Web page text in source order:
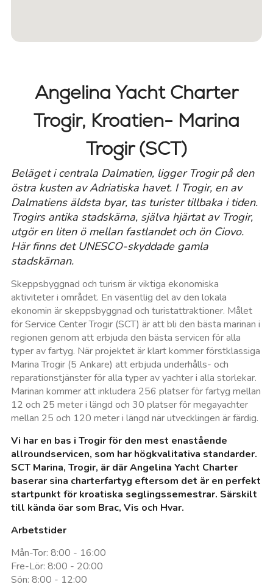
Angelina Yacht Charter
Trogir, Kroatien- Marina
Trogir (SCT)
Beläget i centrala Dalmatien, ligger Trogir på den
östra kusten av Adriatiska havet. I Trogir, en av
Dalmatiens äldsta byar, tas turister tillbaka i tiden.
Trogirs antika stadskärna, själva hjärtat av Trogir,
utgör en liten ö mellan fastlandet och ön Ciovo.
Här finns det UNESCO-skyddade gamla
stadskärnan.
Skeppsbyggnad och turism är viktiga ekonomiska
aktiviteter i området. En väsentlig del av den lokala
ekonomin är skeppsbyggnad och turistattraktioner. Målet
för Service Center Trogir (SCT) är att bli den bästa marinan i
regionen genom att erbjuda den bästa servicen för alla
typer av fartyg. När projektet är klart kommer förstklassiga
Marina Trogir (5 Ankare) att erbjuda underhålls- och
reparationstjänster för alla typer av yachter i alla storlekar.
Marinan kommer att inkludera 256 platser för fartyg mellan
12 och 25 meter i längd och 30 platser för megayachter
mellan 25 och 120 meter i längd när utvecklingen är färdig.
Vi har en bas i Trogir för den mest enastående
allroundservicen, som har högkvalitativa standarder.
SCT Marina, Trogir, är där Angelina Yacht Charter
baserar sina charterfartyg eftersom det är en perfekt
startpunkt för kroatiska seglingssemestrar. Särskilt
till kända öar som Brac, Vis och Hvar.
Arbetstider
Mån-Tor: 8:00 - 16:00
Fre-Lör: 8:00 - 20:00
Sön: 8:00 - 12:00